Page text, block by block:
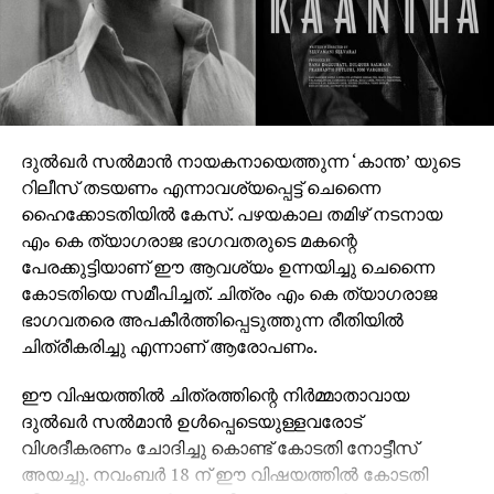
സെബാസ്റ്റ്യൻ, ഛായാഗ്രഹണം- ഫൈസൽ അലി,
സംഗീതം – മുജീബ് മജീദ്, എഡിറ്റർ – പ്രവീൺ പ്രഭാകർ,
ലൈൻ പ്രൊഡ്യൂസർ- സുനിൽ സിംഗ്, പ്രൊഡക്ഷൻ
കൺട്രോളർ- അരോമ മോഹൻ, പ്രൊഡക്ഷൻ
ഡിസൈനർ- ഷാജി നടുവിൽ, ഫൈനൽ മിക്സ് – എം
ബോസ്, മേക്കപ്പ്- അമൽ ചന്ദ്രൻ, ജോർജ്
സെബാസ്റ്റ്യൻ, വസ്ത്രാലങ്കാരം- അഭിജിത്ത് സി,
വരികൾ – വിനായക് ശശികുമാർ, ഹരിത ഹരി ബാബു,
കളറിസ്റ്റ് – ലിജു പ്രഭാകർ, സംഘട്ടനം – ആക്ഷൻ
സന്തോഷ്, സൗണ്ട് ഡിസൈൻ – കിഷൻ മോഹൻ,
വിഎഫ്എക്സ് സൂപ്പർവൈസർ – എസ് സന്തോഷ്
രാജു, വിഎഫ്എക്സ് കോഓർഡിനേറ്റർ – ഡിക്സൻ പി
ജോ, വിഎഫ്എക്സ് – വിശ്വ എഫ് എക്സ്, സിങ്ക്
സൗണ്ട് – സപ്ത റെക്കോർഡ്സ്, സ്റ്റിൽസ്- നിദാദ്,
ടൈറ്റിൽ ഡിസൈൻ – ആഷിഫ് സലീം, പബ്ലിസിറ്റി
ഡിസൈൻസ്- ആൻ്റണി സ്റ്റീഫൻ, ആഷിഫ് സലീം,
ഡിജിറ്റൽ മാർക്കറ്റിംഗ്- വിഷ്ണു സുഗതൻ, ഓവർസീസ്
ഡിസ്ട്രിബൂഷൻ പാർട്ണർ- ട്രൂത് ഗ്ലോബൽ ഫിലിംസ്,
ദുല്‍ഖര്‍ സല്‍മാന്‍ നായകനായെത്തുന്ന ‘കാന്ത’ യുടെ
റിലീസ് തടയണം എന്നാവശ്യപ്പെട്ട് ചെന്നൈ
ഹൈക്കോടതിയില്‍ കേസ്. പഴയകാല തമിഴ് നടനായ
എം കെ ത്യാഗരാജ ഭാഗവതരുടെ മകന്റെ
പേരക്കുട്ടിയാണ് ഈ ആവശ്യം ഉന്നയിച്ചു ചെന്നൈ
കോടതിയെ സമീപിച്ചത്. ചിത്രം എം കെ ത്യാഗരാജ
ഭാഗവതരെ അപകീര്‍ത്തിപ്പെടുത്തുന്ന രീതിയില്‍
ചിത്രീകരിച്ചു എന്നാണ് ആരോപണം.
ഈ വിഷയത്തില്‍ ചിത്രത്തിന്റെ നിര്‍മ്മാതാവായ
ദുല്‍ഖര്‍ സല്‍മാന്‍ ഉള്‍പ്പെടെയുള്ളവരോട്
വിശദീകരണം ചോദിച്ചു കൊണ്ട് കോടതി നോട്ടീസ്
അയച്ചു. നവംബര്‍ 18 ന് ഈ വിഷയത്തില്‍ കോടതി